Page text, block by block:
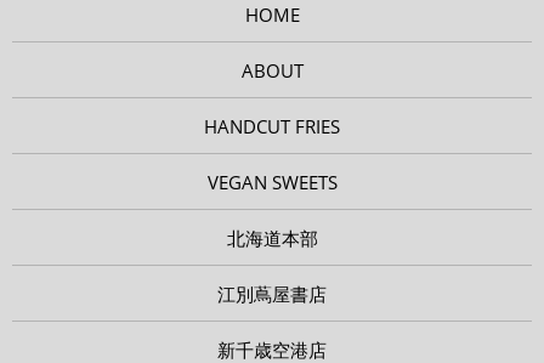
HOME
ABOUT
HANDCUT FRIES
VEGAN SWEETS
北海道本部
江別蔦屋書店
新千歳空港店